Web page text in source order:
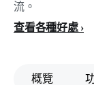
流。
查看各種好處
概覽